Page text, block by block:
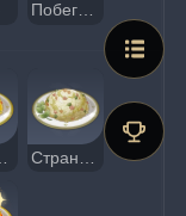
Побеги бамбука